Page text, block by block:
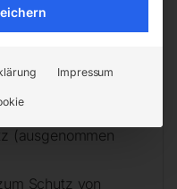
Material, sowie
oder Betonstein
(ausgenommen
Schutz von
Impressum